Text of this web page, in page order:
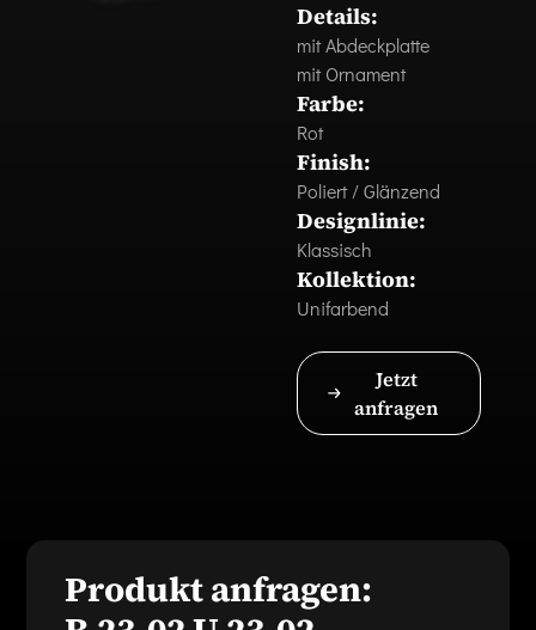
Details:
mit Abdeckplatte
mit Ornament
Farbe:
Rot
Finish:
Poliert / Glänzend
Designlinie:
Klassisch
Kollektion:
Unifarbend
Jetzt
anfragen
Produkt anfragen: